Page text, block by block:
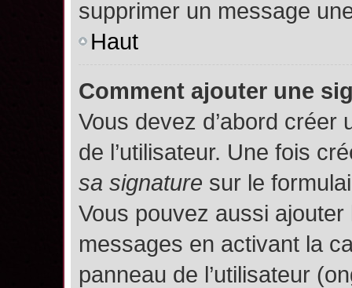
supprimer un message
Haut
Comment ajouter une
Vous devez d’abord
de l’utilisateur. Une fois
sa signature sur le
Vous pouvez aussi
messages en activant la
panneau de l’utilisateur